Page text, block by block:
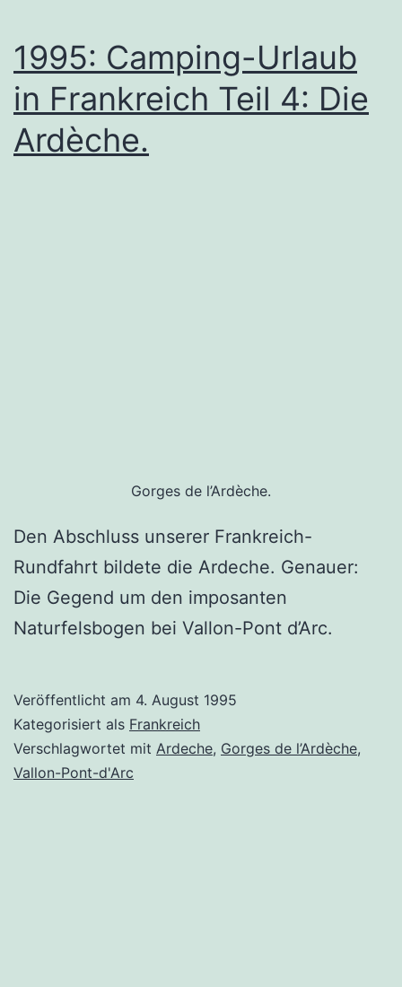
1995: Camping-Urlaub
in Frankreich Teil 4: Die
Ardèche.
Gorges de l’Ardèche.
Den Abschluss unserer Frankreich-
Rundfahrt bildete die Ardeche. Genauer:
Die Gegend um den imposanten
Naturfelsbogen bei Vallon-Pont d’Arc.
Veröffentlicht am 4. August 1995
Kategorisiert als Frankreich
Verschlagwortet mit Ardeche, Gorges de l’Ardèche,
Vallon-Pont-d'Arc